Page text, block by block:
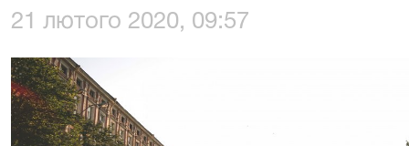
21 лютого 2020, 09:57